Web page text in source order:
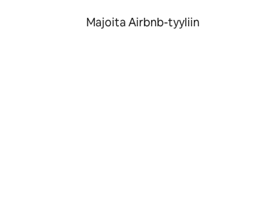
Majoita Airbnb-tyyliin